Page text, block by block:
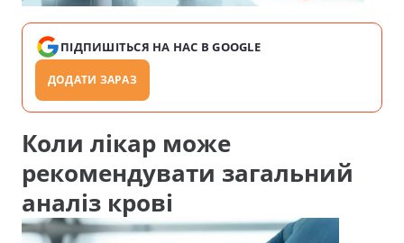
ПІДПИШІТЬСЯ НА НАС В GOOGLE
ДОДАТИ ЗАРАЗ
Коли лікар може
рекомендувати загальний
аналіз крові